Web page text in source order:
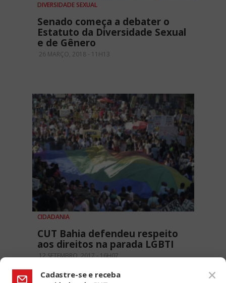
DIVERSIDADE SEXUAL
Senado começa a debater o
Estatuto da Diversidade Sexual
e de Gênero
26 MARÇO, 2018 - 11H13
CIDADANIA
CUT Bahia defendeu respeito
aos direitos na parada LGBTI
12 SETEMBRO, 2017 - 16H07
Cadastre-se e receba